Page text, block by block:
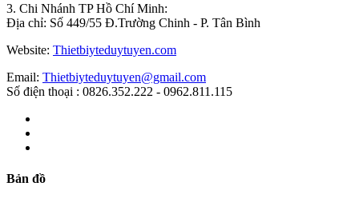
3. Chi Nhánh TP Hồ Chí Minh:
Địa chỉ: Số 449/55 Đ.Trường Chinh - P. Tân Bình
Website: Thietbiyteduytuyen.com
Email: Thietbiyteduytuyen@gmail.com
Số điện thoại : 0826.352.222 - 0962.811.115
Bản đồ